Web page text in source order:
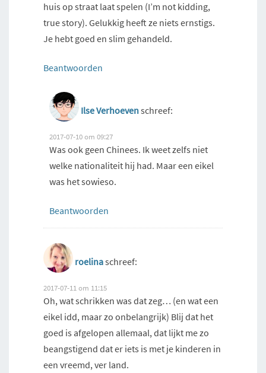
huis op straat laat spelen (I’m not kidding,
true story). Gelukkig heeft ze niets ernstigs.
Je hebt goed en slim gehandeld.
Beantwoorden
Ilse Verhoevenschreef:
2017-07-10 om 09:27
Was ook geen Chinees. Ik weet zelfs niet
welke nationaliteit hij had. Maar een eikel
was het sowieso.
Beantwoorden
roelinaschreef:
2017-07-11 om 11:15
Oh, wat schrikken was dat zeg… (en wat een
eikel idd, maar zo onbelangrijk) Blij dat het
goed is afgelopen allemaal, dat lijkt me zo
beangstigend dat er iets is met je kinderen in
een vreemd, ver land.